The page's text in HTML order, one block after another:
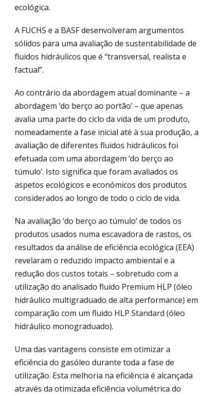
ecológica.
A FUCHS e a BASF desenvolveram argumentos
sólidos para uma avaliação de sustentabilidade de
fluidos hidráulicos que é “transversal, realista e
factual”.
Ao contrário da abordagem atual dominante – a
abordagem ‘do berço ao portão’ – que apenas
avalia uma parte do ciclo da vida de um produto,
nomeadamente a fase inicial até à sua produção, a
avaliação de diferentes fluidos hidráulicos foi
efetuada com uma abordagem ‘do berço ao
túmulo’. Isto significa que foram avaliados os
aspetos ecológicos e económicos dos produtos
considerados ao longo de todo o ciclo de vida.
Na avaliação ‘do berço ao túmulo’ de todos os
produtos usados numa escavadora de rastos, os
resultados da análise de eficiência ecológica (EEA)
revelaram o reduzido impacto ambiental e a
redução dos custos totais – sobretudo com a
utilização do analisado fluido Premium HLP (óleo
hidráulico multigraduado de alta performance) em
comparação com um fluido HLP Standard (óleo
hidráulico monograduado).
Uma das vantagens consiste em otimizar a
eficiência do gasóleo durante toda a fase de
utilização. Esta melhoria na eficiência é alcançada
através da otimizada eficiência volumétrica do